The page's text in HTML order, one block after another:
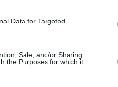
Data for Targeted
Sale, and/or Sharing
the Purposes for which it